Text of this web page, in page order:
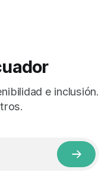
e inclusión.